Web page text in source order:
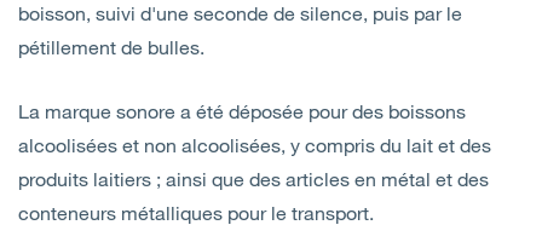
boisson, suivi d'une seconde de silence, puis par le
pétillement de bulles.
La marque sonore a été déposée pour des boissons
alcoolisées et non alcoolisées, y compris du lait et des
produits laitiers ; ainsi que des articles en métal et des
conteneurs métalliques pour le transport.